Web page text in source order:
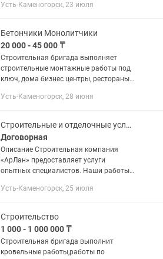
Выполняем: •штукатурка, шпаклевка,
Усть-Каменогорск, 23 июля
Бетончики Монолитчики
20 000 - 45 000 ₸
Строительная бригада выполняет
строительные монтажные работы под
ключ, дома бизнес центры, рестораны
Усть-Каменогорск, 28 июня
Строительные и отделочные услуги
Договорная
Описание Строительная компания
«АрЛан» предоставляет услуги
опытных специалистов. Наши работы:
монолитные работы • Сварочные
Усть-Каменогорск, 25 июля
Строительство
1 000 - 1 000 000 ₸
Строительная бригада выполнит
кровельные работы,работы по